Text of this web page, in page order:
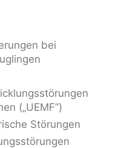
bei
(„UEMF”)
Störungen